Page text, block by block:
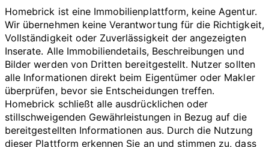
Homebrick ist eine Immobilienplattform, keine Agentur.
Wir übernehmen keine Verantwortung für die Richtigkeit,
Vollständigkeit oder Zuverlässigkeit der angezeigten
Inserate. Alle Immobiliendetails, Beschreibungen und
Bilder werden von Dritten bereitgestellt. Nutzer sollten
alle Informationen direkt beim Eigentümer oder Makler
überprüfen, bevor sie Entscheidungen treffen.
Homebrick schließt alle ausdrücklichen oder
stillschweigenden Gewährleistungen in Bezug auf die
bereitgestellten Informationen aus. Durch die Nutzung
dieser Plattform erkennen Sie an und stimmen zu, dass